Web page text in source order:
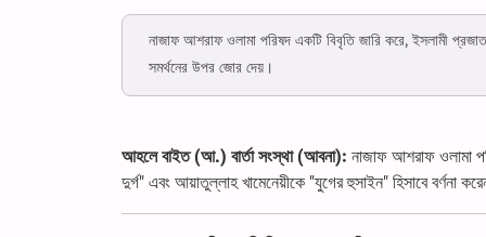
নাজাফ আশরাফ ওলামা পরিষদ একটি বিবৃতি জারি করে, ইসলামী
সমর্থনের উপর জোর দেয়।
আহলে বাইত (আ.) বার্তা সংস্থা (আবনা): নাজাফ আশরাফ ওলামা
দুর্গ" এবং আয়াতুল্লাহ খামেনেয়ীকে "যুগের হুসাইন" হিসাবে বর্ণনা